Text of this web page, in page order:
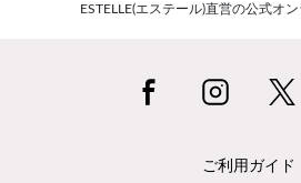
ESTELLE(エステール)直営の公式オ
ご利用ガイド